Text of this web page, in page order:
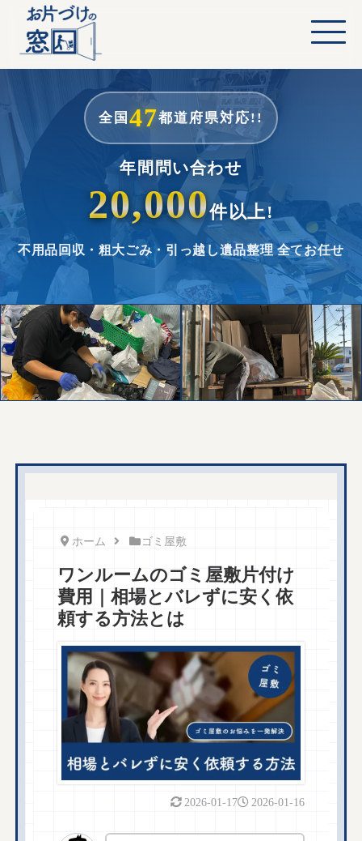
全国 47都道府県対応!!
年間問い合わせ
20,000件以上!
不用品回収・粗大ごみ・引っ越し遺品整理 全てお任せ
ホーム ゴミ屋敷
ワンルームのゴミ屋敷片付け
費用｜相場とバレずに安く依
頼する方法とは
2026-01-16
2026-01-17